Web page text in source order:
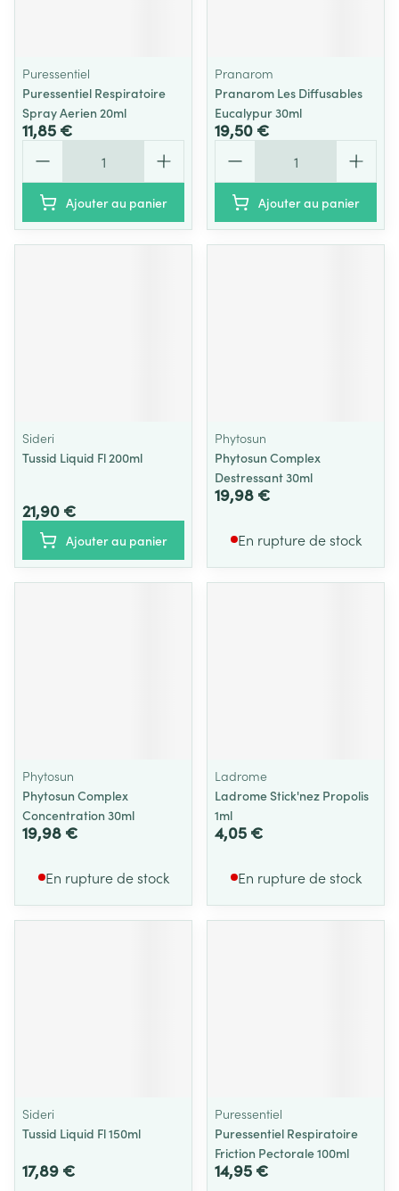
Puressentiel
Puressentiel Respiratoire
Spray Aerien 20ml
11,85 €
Ajouter au panier
Pranarom
Pranarom Les Diffusables
Eucalypur 30ml
19,50 €
Ajouter au panier
Sideri
Tussid Liquid Fl 200ml
21,90 €
Ajouter au panier
Phytosun
Phytosun Complex
Destressant 30ml
19,98 €
En rupture de stock
Phytosun
Phytosun Complex
Concentration 30ml
19,98 €
En rupture de stock
Ladrome
Ladrome Stick'nez Propolis
1ml
4,05 €
En rupture de stock
Sideri
Tussid Liquid Fl 150ml
17,89 €
Puressentiel
Puressentiel Respiratoire
Friction Pectorale 100ml
14,95 €